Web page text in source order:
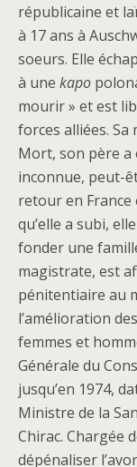
républicaine et
à 17 ans à
soeurs. Elle
à une kapo
mourir » et est
forces alliées. Sa
Mort, son père a
inconnue, peut-
retour en
qu’elle a subi,
fonder une
magistrate, est
pénitentiaire au
l’amélioration
femmes et
Générale du
jusqu’en 1974,
Ministre de la
Chirac. Chargée
dépénaliser